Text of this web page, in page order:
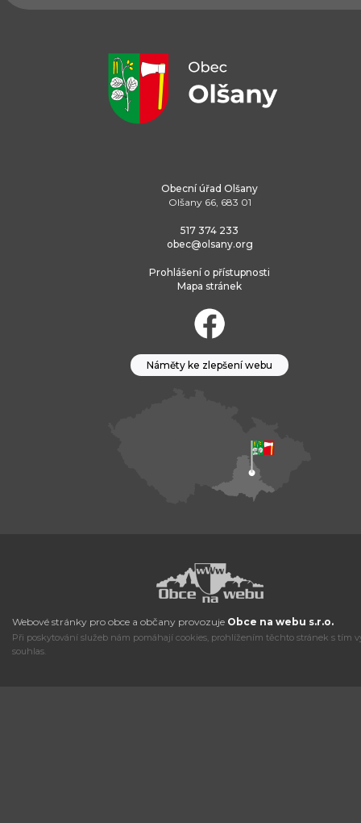
Obecní úřad Olšany
Olšany 66, 683 01
517 374 233
obec@olsany.org
Prohlášení o přístupnosti
Mapa stránek
Náměty ke zlepšení webu
Webové stránky pro obce a občany provozuje Obce na webu s.r.o.
Při poskytování služeb nám pomáhají cookies, prohlížením těchto stránek s tím
souhlas.